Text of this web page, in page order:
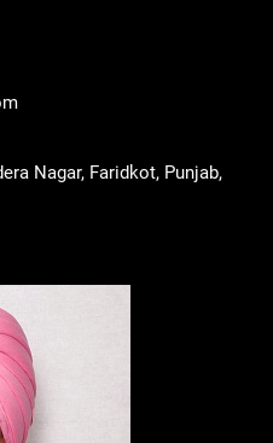
Nagar, Faridkot, Punjab,